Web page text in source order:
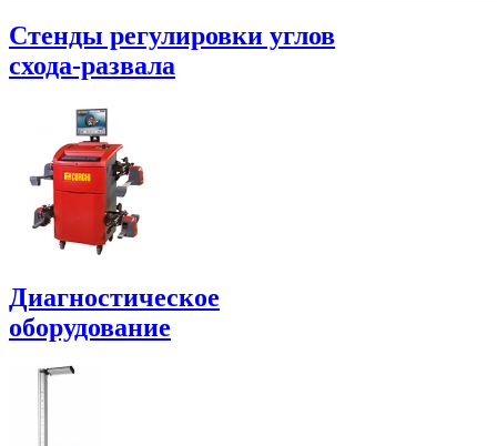
Стенды регулировки углов
схода-развала
Диагностическое
оборудование